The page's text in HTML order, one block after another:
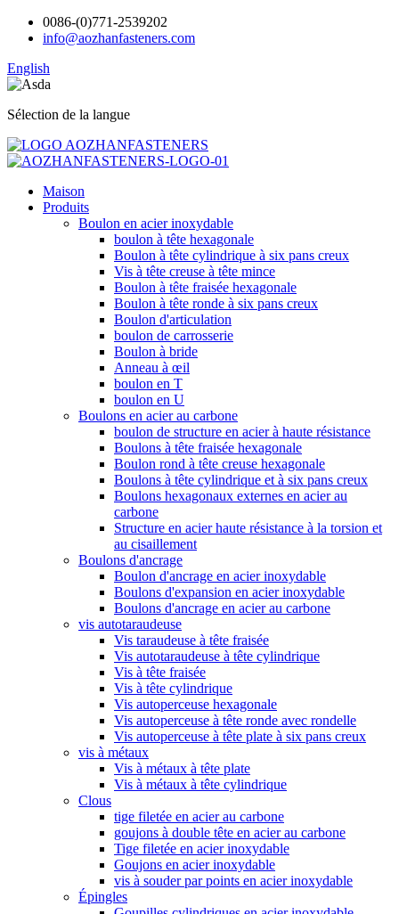
0086-(0)771-2539202
info@aozhanfasteners.com
English
Sélection de la langue
Maison
Produits
Boulon en acier inoxydable
boulon à tête hexagonale
Boulon à tête cylindrique à six pans creux
Vis à tête creuse à tête mince
Boulon à tête fraisée hexagonale
Boulon à tête ronde à six pans creux
Boulon d'articulation
boulon de carrosserie
Boulon à bride
Anneau à œil
boulon en T
boulon en U
Boulons en acier au carbone
boulon de structure en acier à haute résistance
Boulons à tête fraisée hexagonale
Boulon rond à tête creuse hexagonale
Boulons à tête cylindrique et à six pans creux
Boulons hexagonaux externes en acier au
carbone
Structure en acier haute résistance à la torsion et
au cisaillement
Boulons d'ancrage
Boulon d'ancrage en acier inoxydable
Boulons d'expansion en acier inoxydable
Boulons d'ancrage en acier au carbone
vis autotaraudeuse
Vis taraudeuse à tête fraisée
Vis autotaraudeuse à tête cylindrique
Vis à tête fraisée
Vis à tête cylindrique
Vis autoperceuse hexagonale
Vis autoperceuse à tête ronde avec rondelle
Vis autoperceuse à tête plate à six pans creux
vis à métaux
Vis à métaux à tête plate
Vis à métaux à tête cylindrique
Clous
tige filetée en acier au carbone
goujons à double tête en acier au carbone
Tige filetée en acier inoxydable
Goujons en acier inoxydable
vis à souder par points en acier inoxydable
Épingles